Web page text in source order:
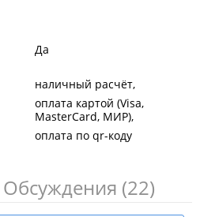
Да
наличный расчёт
оплата картой (Visa,
MasterCard, МИР)
оплата по qr-коду
Обсуждения (22)